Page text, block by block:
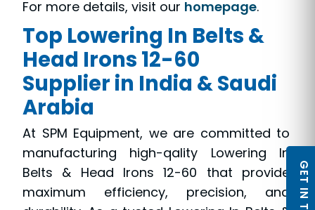
For more details, visit our homepage.
Top Lowering In Belts &
Head Irons 12-60
Supplier in India & Saudi
Arabia
At SPM Equipment, we are committed to
manufacturing high-qality Lowering In
Belts & Head Irons 12-60 that provide
maximum efficiency, precision, and